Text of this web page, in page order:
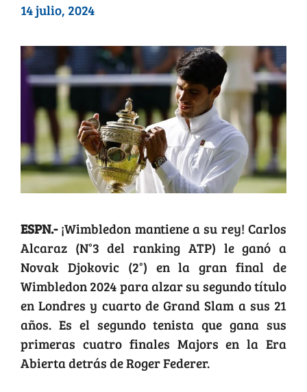
14 julio, 2024
ESPN.-¡Wimbledon mantiene a su rey! Carlos
Alcaraz (N°3 del ranking ATP) le ganó a
Novak Djokovic (2°) en la gran final de
Wimbledon 2024 para alzar su segundo título
en Londres y cuarto de Grand Slam a sus 21
años. Es el segundo tenista que gana sus
primeras cuatro finales Majors en la Era
Abierta detrás de Roger Federer.